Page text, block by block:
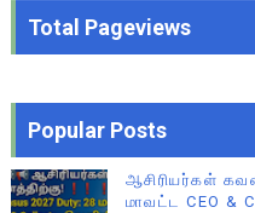
Total Pageviews
Popular Posts
ஆசிரியர்கள்
மாவட்ட CEO &